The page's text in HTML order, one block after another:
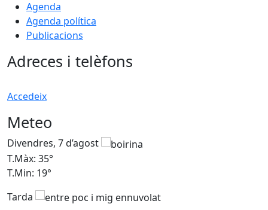
Agenda
Agenda política
Publicacions
Adreces i telèfons
Accedeix
Meteo
Divendres, 7 d’agost
T.Màx: 35°
T.Min: 19°
Tarda